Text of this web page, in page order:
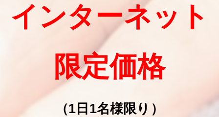
インターネット
限定価格
（1日1名様限り）